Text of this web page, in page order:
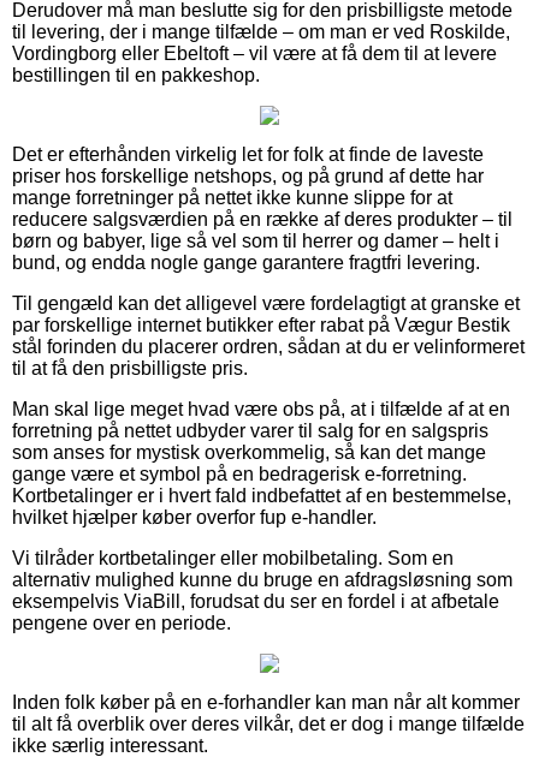
Derudover må man beslutte sig for den prisbilligste metode
til levering, der i mange tilfælde – om man er ved Roskilde,
Vordingborg eller Ebeltoft – vil være at få dem til at levere
bestillingen til en pakkeshop.
Det er efterhånden virkelig let for folk at finde de laveste
priser hos forskellige netshops, og på grund af dette har
mange forretninger på nettet ikke kunne slippe for at
reducere salgsværdien på en række af deres produkter – til
børn og babyer, lige så vel som til herrer og damer – helt i
bund, og endda nogle gange garantere fragtfri levering.
Til gengæld kan det alligevel være fordelagtigt at granske et
par forskellige internet butikker efter rabat på Vægur Bestik
stål forinden du placerer ordren, sådan at du er velinformeret
til at få den prisbilligste pris.
Man skal lige meget hvad være obs på, at i tilfælde af at en
forretning på nettet udbyder varer til salg for en salgspris
som anses for mystisk overkommelig, så kan det mange
gange være et symbol på en bedragerisk e-forretning.
Kortbetalinger er i hvert fald indbefattet af en bestemmelse,
hvilket hjælper køber overfor fup e-handler.
Vi tilråder kortbetalinger eller mobilbetaling. Som en
alternativ mulighed kunne du bruge en afdragsløsning som
eksempelvis ViaBill, forudsat du ser en fordel i at afbetale
pengene over en periode.
Inden folk køber på en e-forhandler kan man når alt kommer
til alt få overblik over deres vilkår, det er dog i mange tilfælde
ikke særlig interessant.